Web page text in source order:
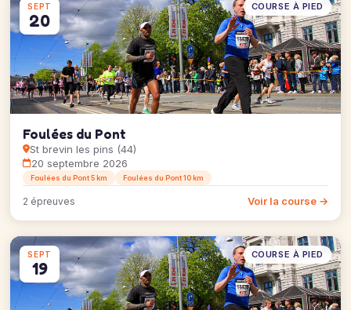
SEPT
20
COURSE À PIED
Foulées du Pont
St brevin les pins (44)
20 septembre 2026
Foulées du Pont 5 km Foulées du Pont 10 km
2 épreuves Voir la course →
SEPT
19
COURSE À PIED